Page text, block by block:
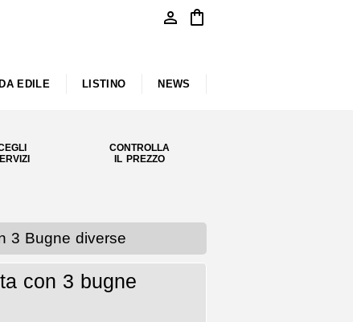
person shopping_bag
EDILE LISTINO NEWS
CONTROLLA
IL PREZZO
3 Bugne diverse
con 3 bugne